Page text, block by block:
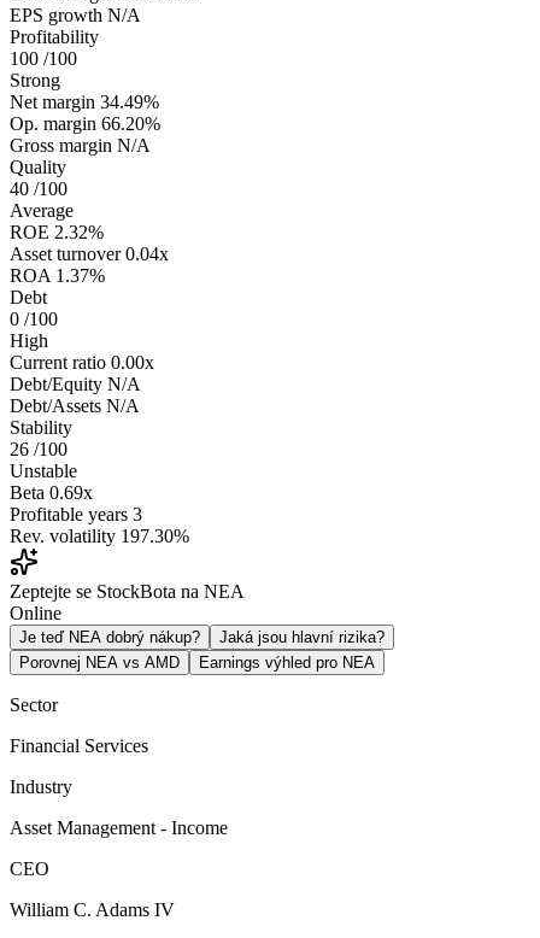
EPS growth N/A
Profitability
100 /100
Strong
Net margin 34.49%
Op. margin 66.20%
Gross margin N/A
Quality
40 /100
Average
ROE 2.32%
Asset turnover 0.04x
ROA 1.37%
Debt
0 /100
High
Current ratio 0.00x
Debt/Equity N/A
Debt/Assets N/A
Stability
26 /100
Unstable
Beta 0.69x
Profitable years 3
Rev. volatility 197.30%
Zeptejte se StockBota na NEA
Online
Je teď NEA dobrý nákup?
Jaká jsou hlavní rizika?
Porovnej NEA vs AMD
Earnings výhled pro NEA
Sector
Financial Services
Industry
Asset Management - Income
CEO
William C. Adams IV